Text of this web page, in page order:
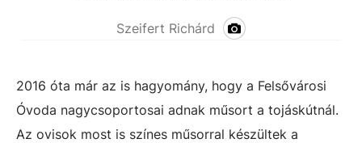
Szeifert Richárd
2016 óta már az is hagyomány, hogy a Felsővárosi
Óvoda nagycsoportosai adnak műsort a tojáskútnál.
Az ovisok most is színes műsorral készültek a